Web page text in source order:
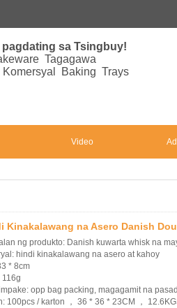
sa Tsingbuy!
Tagagawa
Baking Trays
Video
Kinakalawang na Asero Danish
ng produkto: Danish kuwarta whisk na
hindi kinakalawang na asero at kahoy
* 8cm
116g
opp bag packing, magagamit na
100pcs / karton ， 36 * 36 * 23CM ，